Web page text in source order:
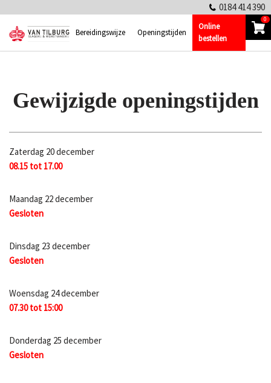
Ga
0184 414 390
Bereidingswijze Openingstijden
Online
bestellen
0
Gewijzigde openingstijden
Zaterdag 20 december
08.15 tot 17.00
Maandag 22 december
Gesloten
Dinsdag 23 december
Gesloten
Woensdag 24 december
07.30 tot 15:00
Donderdag 25 december
Gesloten